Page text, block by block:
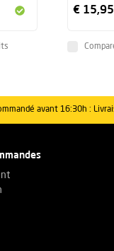
Ils disposent d'une
ce prix, finition de haute
à domicile dans un
€ 15,95
avant 16:30h :